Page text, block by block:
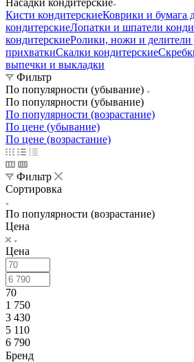
Кисти кондитерскиеКоврики и бумага
кондитерскиеЛопатки и шпатели
кондитерскиеРолики, ножи и делители
прихваткиСкалки кондитерские
выпечки и выкладки
Фильтр
По популярности (убывание)
По популярности (убывание)
По популярности (возрастание)
По цене (убывание)
По цене (возрастание)
Фильтр
Сортировка
По популярности (возрастание)
Цена
Цена
70
1 750
3 430
5 110
6 790
Бренд